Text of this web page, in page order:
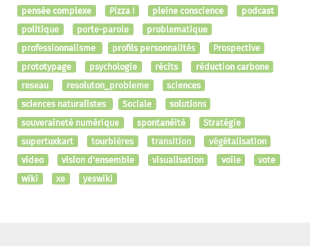
pensée complexe
Pizza ! pleine conscience
podcast
politique
porte-parole
problematique
professionnalisme
profils personnalités
Prospective
prototypage
psychologie récits
réduction carbone
reseau
resoluton_probleme
sciences
sciences naturalistes
Sociale
solutions
souveraineté numérique
spontanéité
Stratégie
supertuxkart
tourbières transition
végétalisation
video
vision d'ensemble visualisation voile
vote
wiki
xe yeswiki